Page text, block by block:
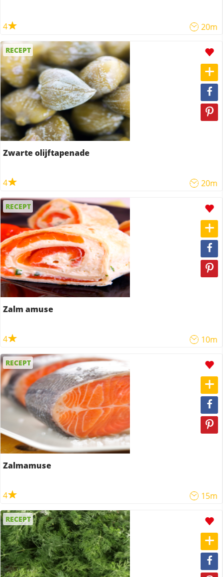
4 20m
RECEPT
Zwarte olijftapenade
4 20m
RECEPT
Zalm amuse
4 10m
RECEPT
Zalmamuse
4 15m
RECEPT